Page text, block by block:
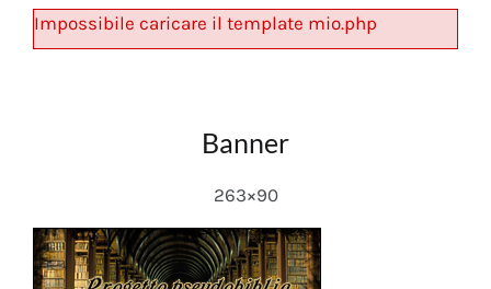
Impossibile caricare il template mio.php
Banner
263×90